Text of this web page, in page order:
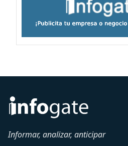
Informar, analizar, anticipar